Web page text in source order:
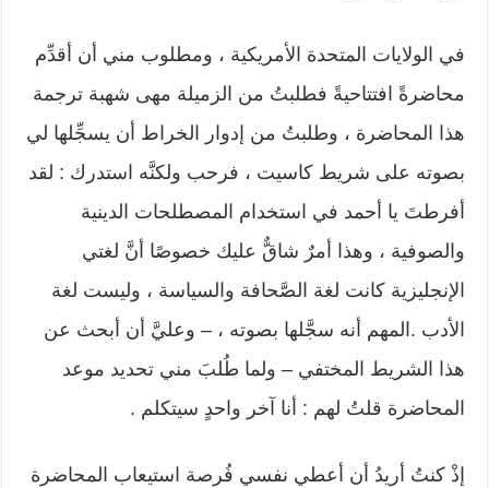
في الولايات المتحدة الأمريكية ، ومطلوب مني أن أقدِّم
محاضرةً افتتاحيةً فطلبتُ من الزميلة مهى شهبة ترجمة
هذا المحاضرة ، وطلبتُ من إدوار الخراط أن يسجِّلها لي
بصوته على شريط كاسيت ، فرحب ولكنَّه استدرك : لقد
أفرطتَ يا أحمد في استخدام المصطلحات الدينية
والصوفية ، وهذا أمرٌ شاقٌّ عليك خصوصًا أنَّ لغتي
الإنجليزية كانت لغة الصَّحافة والسياسة ، وليست لغة
الأدب .المهم أنه سجَّلها بصوته ، – وعليَّ أن أبحث عن
هذا الشريط المختفي – ولما طُلبَ مني تحديد موعد
المحاضرة قلتُ لهم : أنا آخر واحدٍ سيتكلم .
إذْ كنتُ أريدُ أن أعطي نفسي فُرصة استيعاب المحاضرة